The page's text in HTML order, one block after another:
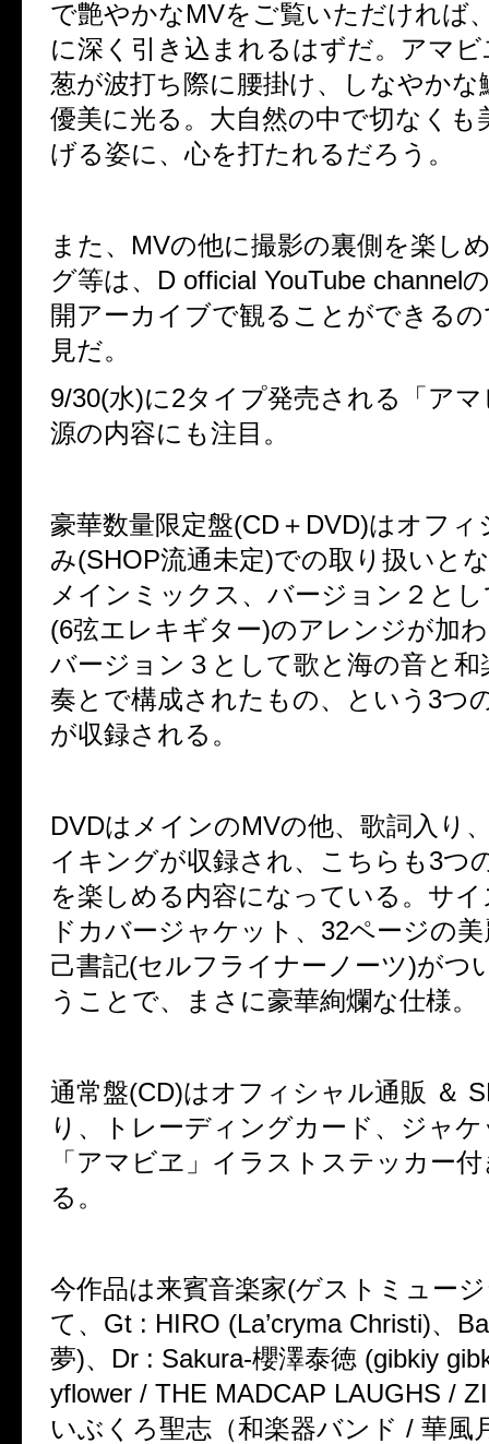
で艶やかなMVをご覧いただければ
に深く引き込まれるはずだ。アマ
葱が波打ち際に腰掛け、しなやかな
優美に光る。大自然の中で切なくも
げる姿に、心を打たれるだろう。
また、MVの他に撮影の裏側を楽し
グ等は、 D official YouTube channelの
開アーカイブで観ることができる
見だ。
9/30(水)に2タイプ発売される「ア
源の内容にも注目。
豪華数量限定盤(CD＋DVD)はオフ
み(SHOP流通未定)での取り扱いと
メインミックス、バージョン２と
(6弦エレキギター)のアレンジが加
バージョン３として歌と海の音と和
奏とで構成されたもの、という3つ
が収録される。
DVDはメインのMVの他、歌詞入り
イキングが収録され、こちらも3つ
を楽しめる内容になっている。サ
ドカバージャケット、32ページの
己書記(セルフライナーノーツ)がつ
うことで、まさに豪華絢爛な仕様。
通常盤(CD)はオフィシャル通販 ＆
り、トレーディングカード、ジャ
「アマビヱ」イラストステッカー
る。
今作品は来賓音楽家(ゲストミュー
て、Gt : HIRO (La’cryma Christi)、
夢)、Dr : Sakura-櫻澤泰徳 (gibkiy
yflower / THE MADCAP LAUGHS /
いぶくろ聖志（和楽器バンド / 華風